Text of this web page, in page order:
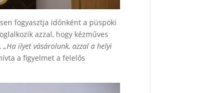
fogyasztja időnként a püspöki
azzal, hogy kézműves
„Ha ilyet vásárolunk, azzal a helyi
a figyelmet a felelős